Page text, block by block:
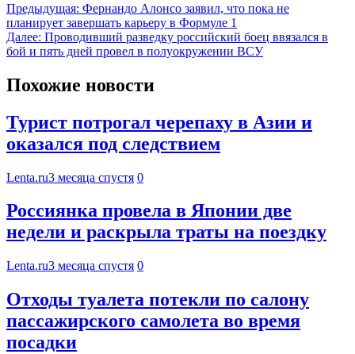
Предыдущая: Фернандо Алонсо заявил, что пока не
планирует завершать карьеру в Формуле 1
Далее: Проводивший разведку российский боец ввязался в
бой и пять дней провел в полуокружении ВСУ
Похожие новости
Турист потрогал черепаху в Азии и
оказался под следствием
Lenta.ru3 месяца спустя 0
Россиянка провела в Японии две
недели и раскрыла траты на поездку
Lenta.ru3 месяца спустя 0
Отходы туалета потекли по салону
пассажирского самолета во время
посадки